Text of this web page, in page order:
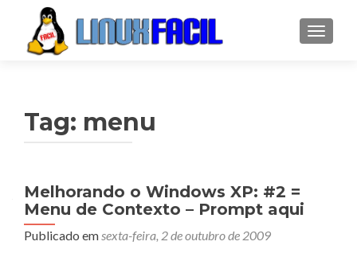
Tag: menu
Melhorando o Windows XP: #2 =
Menu de Contexto – Prompt aqui
Publicado emsexta-feira, 2 de outubro de 2009